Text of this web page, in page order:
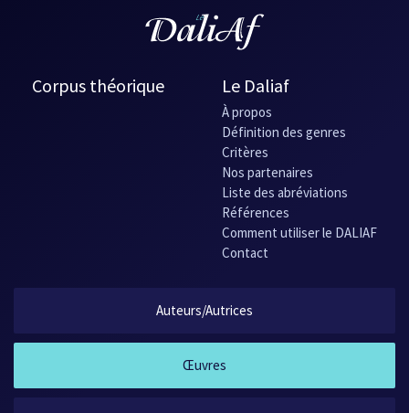
Corpus théorique Le Daliaf
À propos
Définition des genres
Critères
Nos partenaires
Liste des abréviations
Références
Comment utiliser le DALIAF
Contact
Auteurs/Autrices
Œuvres